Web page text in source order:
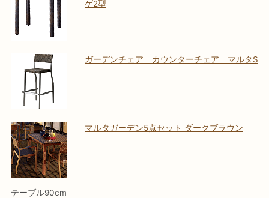
ゲ2型
ガーデンチェア カウンターチェア マルタS
テーブル90cm
マルタガーデン5点セット ダークブラウン